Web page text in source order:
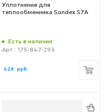
Уплотнения для
теплообменника Sondex S7A
Есть в наличии
Арт.: 175-847-293
428 руб.